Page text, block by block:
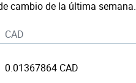
cambio de la última semana.
CAD
0.01367864 CAD